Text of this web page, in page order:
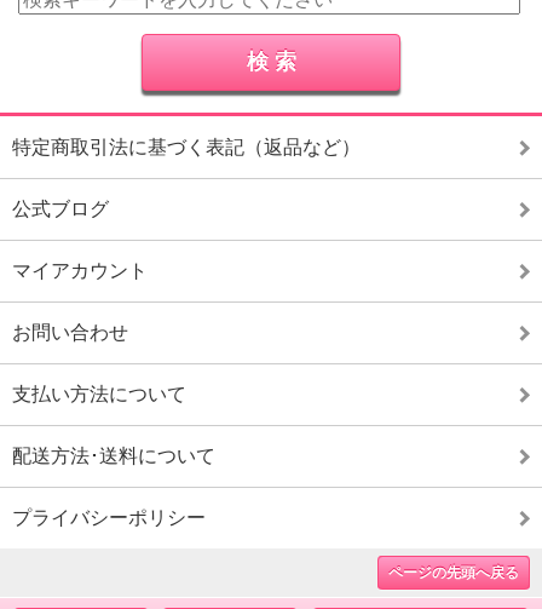
特定商取引法に基づく表記（返品など）
公式ブログ
マイアカウント
お問い合わせ
支払い方法について
配送方法･送料について
プライバシーポリシー
ページの先頭へ戻る